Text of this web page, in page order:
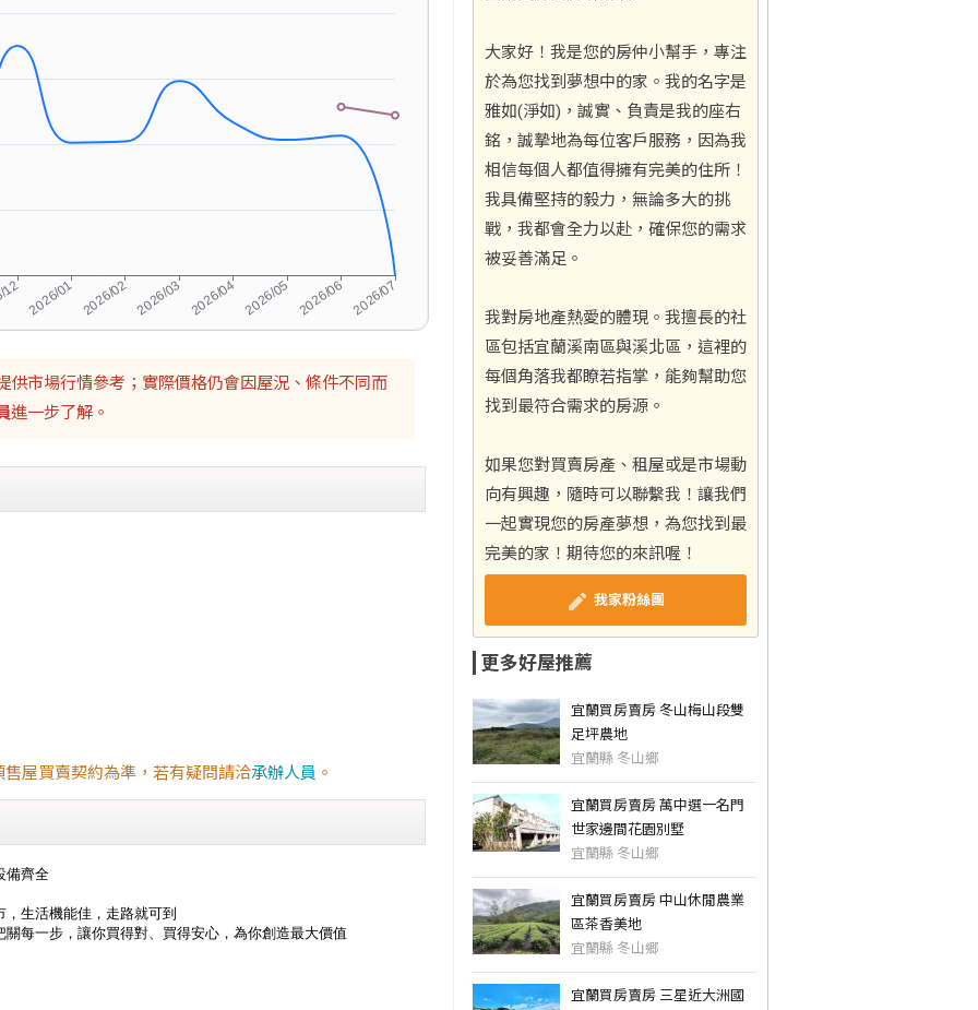
供市場行情參考；實際價格仍會因屋況、條件不同而
進一步了解。
屋買賣契約為準，若有疑問請洽承辦人員 。
大家好！我是您的房仲小幫手，專注
於為您找到夢想中的家。我的名字是
雅如(淨如)，誠實、負責是我的座右
銘，誠摯地為每位客戶服務，因為我
相信每個人都值得擁有完美的住所！
我具備堅持的毅力，無論多大的挑
戰，我都會全力以赴，確保您的需求
被妥善滿足。
我對房地產熱愛的體現。我擅長的社
區包括宜蘭溪南區與溪北區，這裡的
每個角落我都瞭若指掌，能夠幫助您
找到最符合需求的房源。
如果您對買賣房產、租屋或是市場動
向有興趣，隨時可以聯繫我！讓我們
一起實現您的房產夢想，為您找到最
完美的家！期待您的來訊喔！
我家粉絲團
更多好屋推薦
宜蘭買房賣房 冬山梅山段雙
足坪農地
宜蘭縣 冬山鄉
宜蘭買房賣房 萬中選一名門
世家邊間花園別墅
宜蘭縣 冬山鄉
宜蘭買房賣房 中山休閒農業
區茶香美地
宜蘭縣 冬山鄉
宜蘭買房賣房 三星近大洲國